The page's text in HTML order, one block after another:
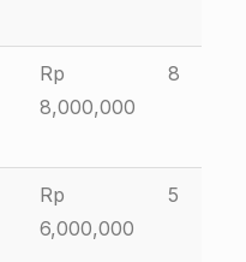
Rp
8,000,000
8
Rp
6,000,000
5